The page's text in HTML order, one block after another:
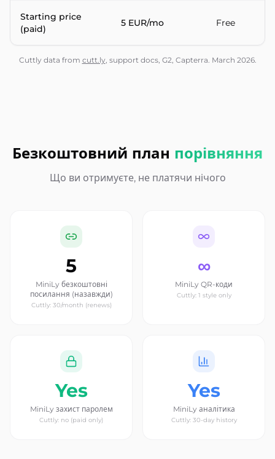
Starting price
(paid)
5 EUR/mo Free
Cuttly data from cutt.ly, support docs, G2, Capterra. March 2026.
Безкоштовний план порівняння
Що ви отримуєте, не платячи нічого
5
MiniLy безкоштовні
посилання (назавжди)
Cuttly: 30/month (renews)
∞
MiniLy QR-коди
Cuttly: 1 style only
Yes
MiniLy захист паролем
Cuttly: no (paid only)
Yes
MiniLy аналітика
Cuttly: 30-day history